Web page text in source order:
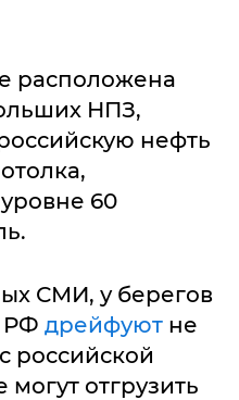
расположена
НПЗ,
нефть
60
СМИ, у берегов
РФ дрейфуют не
российской
отгрузить